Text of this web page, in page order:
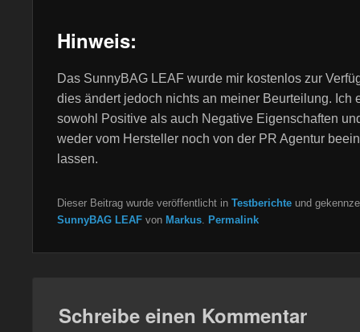
Hinweis:
Das SunnyBAG LEAF wurde mir kostenlos zur
dies ändert jedoch nichts an meiner Beurteilung. Ich
sowohl Positive als auch Negative Eigenschaften
weder vom Hersteller noch von der PR Agentur
lassen.
Dieser Beitrag wurde veröffentlicht in Testberichte und
SunnyBAG LEAF von Markus. Permalink
Schreibe einen Kommentar